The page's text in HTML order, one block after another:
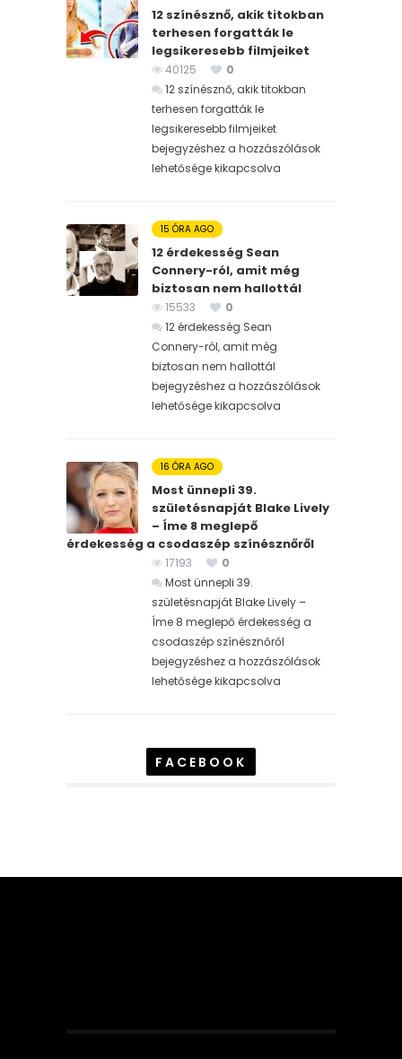
12 színésznő, akik titokban
terhesen forgatták le
legsikeresebb filmjeiket
40125
0
12 színésznő, akik titokban
terhesen forgatták le
legsikeresebb filmjeiket
bejegyzéshez a hozzászólások
lehetősége kikapcsolva
15 ÓRA AGO
12 érdekesség Sean
Connery-ról, amit még
biztosan nem hallottál
15533
0
12 érdekesség Sean
Connery-ról, amit még
biztosan nem hallottál
bejegyzéshez a hozzászólások
lehetősége kikapcsolva
16 ÓRA AGO
Most ünnepli 39.
születésnapját Blake Lively
– Íme 8 meglepő
érdekesség a csodaszép színésznőről
17193
0
Most ünnepli 39.
születésnapját Blake Lively –
Íme 8 meglepő érdekesség a
csodaszép színésznőről
bejegyzéshez a hozzászólások
lehetősége kikapcsolva
FACEBOOK